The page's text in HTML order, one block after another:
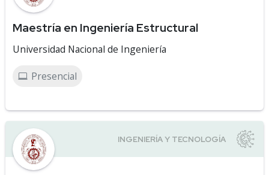
Maestría en Ingeniería Estructural
Universidad Nacional de Ingeniería
Presencial